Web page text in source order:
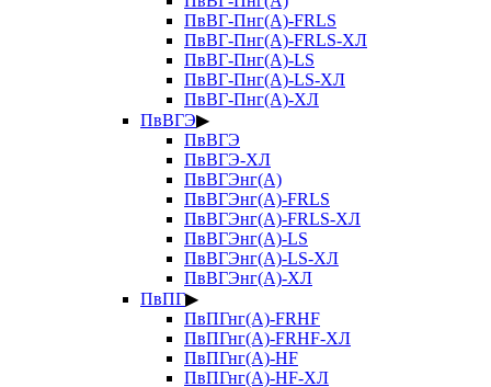
ПвВГ-Пнг(А)-FRLS
ПвВГ-Пнг(А)-FRLS-ХЛ
ПвВГ-Пнг(А)-LS
ПвВГ-Пнг(А)-LS-ХЛ
ПвВГ-Пнг(А)-ХЛ
ПвВГЭ▶
ПвВГЭ
ПвВГЭ-ХЛ
ПвВГЭнг(А)
ПвВГЭнг(А)-FRLS
ПвВГЭнг(А)-FRLS-ХЛ
ПвВГЭнг(А)-LS
ПвВГЭнг(А)-LS-ХЛ
ПвВГЭнг(А)-ХЛ
ПвПГ▶
ПвПГнг(А)-FRHF
ПвПГнг(А)-FRHF-ХЛ
ПвПГнг(А)-HF
ПвПГнг(А)-HF-ХЛ